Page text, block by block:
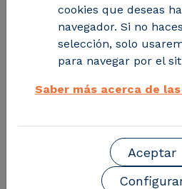
su valor.cookies que deseas
navegador. Si no
selección, solo
para navegar por el
Saber más acerca de
Aceptar